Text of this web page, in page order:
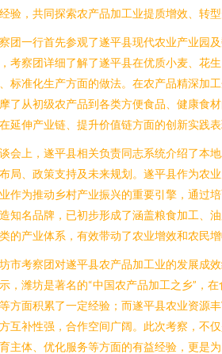
验，共同探索农产品加工业提质增效、转型
团一行首先参观了遂平县现代农业产业园
考察团详细了解了遂平县在优质小麦、花
标准化生产方面的做法。在农产品精深加
了从初级农产品到各类方便食品、健康食
延伸产业链、提升价值链方面的创新实践表
会上，遂平县相关负责同志系统介绍了本
局、政策支持及未来规划。遂平县作为农
作为推动乡村产业振兴的重要引擎，通过
知名品牌，已初步形成了涵盖粮食加工、
的产业体系，有效带动了农业增效和农民增
市考察团对遂平县农产品加工业的发展成
，潍坊是著名的“中国农产品加工之乡”，
方面积累了一定经验；而遂平县农业资源
互补性强，合作空间广阔。此次考察，不
主体、优化服务等方面的有益经验，更是